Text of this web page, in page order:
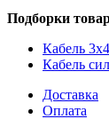
Подборки
Кабель 3x4
Кабель
Доставка
Оплата